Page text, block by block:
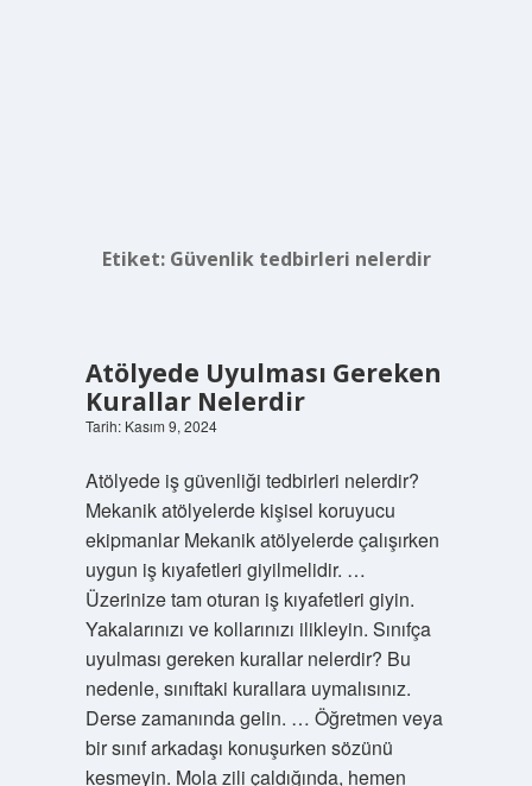
Etiket: Güvenlik tedbirleri nelerdir
Atölyede Uyulması Gereken
Kurallar Nelerdir
Tarih: Kasım 9, 2024
Atölyede iş güvenliği tedbirleri nelerdir?
Mekanik atölyelerde kişisel koruyucu
ekipmanlar Mekanik atölyelerde çalışırken
uygun iş kıyafetleri giyilmelidir. …
Üzerinize tam oturan iş kıyafetleri giyin.
Yakalarınızı ve kollarınızı ilikleyin. Sınıfça
uyulması gereken kurallar nelerdir? Bu
nedenle, sınıftaki kurallara uymalısınız.
Derse zamanında gelin. … Öğretmen veya
bir sınıf arkadaşı konuşurken sözünü
kesmeyin. Mola zili çaldığında, hemen